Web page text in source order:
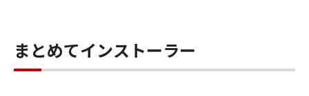
まとめてインストーラー